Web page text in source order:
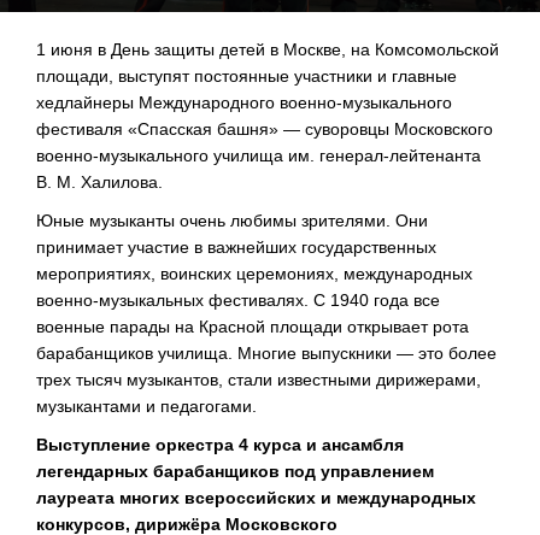
1 июня в День защиты детей в Москве, на Комсомольской
площади, выступят постоянные участники и главные
хедлайнеры Международного военно-музыкального
фестиваля «Спасская башня» — суворовцы Московского
военно-музыкального училища им. генерал-лейтенанта
В. М. Халилова
Юные музыканты очень любимы зрителями. Они
принимает участие в важнейших государственных
мероприятиях, воинских церемониях, международных
военно-музыкальных фестивалях. С 1940 года все
военные парады на Красной площади открывает рота
барабанщиков училища. Многие выпускники — это более
трех тысяч музыкантов, стали известными дирижерами,
музыкантами и педагогами.
Выступление оркестра 4 курса и ансамбля
легендарных барабанщиков под управлением
лауреата многих всероссийских и международных
конкурсов, дирижёра Московского